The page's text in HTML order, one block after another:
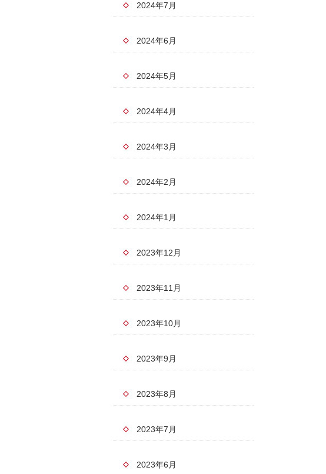
2024年7月
2024年6月
2024年5月
2024年4月
2024年3月
2024年2月
2024年1月
2023年12月
2023年11月
2023年10月
2023年9月
2023年8月
2023年7月
2023年6月